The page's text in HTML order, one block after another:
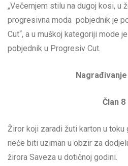
„Večernjem stilu na dugoj kosi, u
progresivna moda pobjednik je
Cut“, a u muškoj kategoriji mode
pobjednik u Progresiv Cut.
Član 8
Žiror koji zaradi žuti karton u toku
neće biti uziman u obzir za
žirora Saveza u dotičnoj godini.